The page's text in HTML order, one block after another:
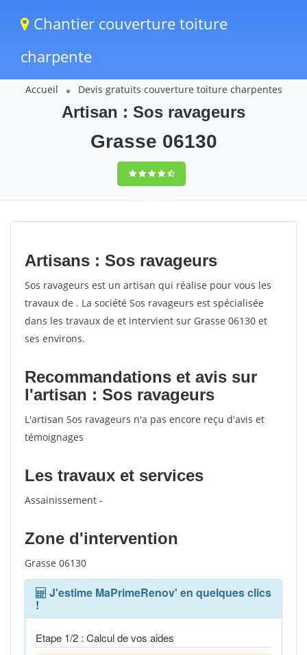
Chantier couverture toiture
charpente
Accueil Devis gratuits couverture toiture charpentes
Artisan : Sos ravageurs
Grasse 06130
9,5(100%)74
votes
Artisans : Sos ravageurs
Sos ravageurs est un artisan qui réalise pour vous les
travaux de . La société Sos ravageurs est spécialisée
dans les travaux de et intervient sur Grasse 06130 et
ses environs.
Recommandations et avis sur
l'artisan : Sos ravageurs
L'artisan Sos ravageurs n'a pas encore reçu d'avis et
témoignages
Les travaux et services
Assainissement -
Zone d'intervention
Grasse 06130